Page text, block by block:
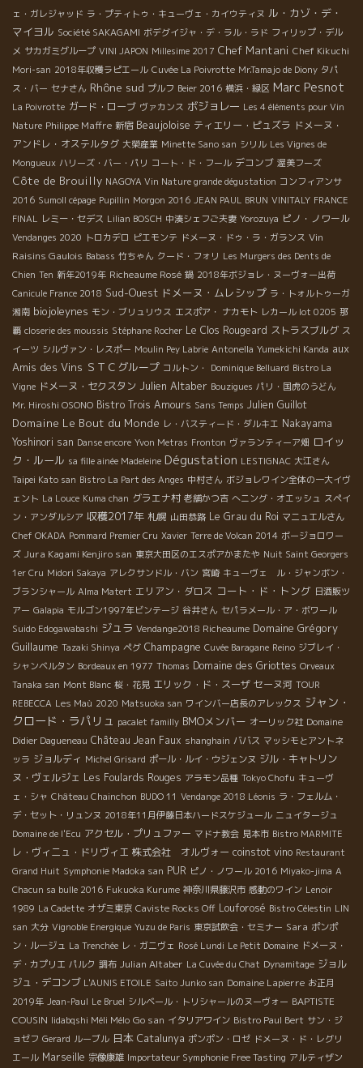
ェ・ガレジャッド ラ・プティトゥ・キューヴェ・カイウティヌ ル・カゾ・デ・
マイヨル Société SAKAGAMI ボデグイジャ・デ・ラル・ラド フィリップ・デル
メ サカガミグループ VINI JAPON Millesime 2017 Chef Mantani Chef Kikuchi
Mori-san 2018年収穫ラピエール Cuvée La Poivrotte Mr.Tamajo de Diony タパ
ス・バー セナさん Rhône sud プルフ Beier 2016 横浜・緑区 Marc Pesnot
La Poivrotte ガード・ローブ ヴァカンス ボジョレー Les 4 éléments pour Vin
Nature Philippe Maffre 新宿 Beaujoloise ティエリー・ピュズラ ドメーヌ・
アンドレ・オステルタグ 大榮産業 Minette Sano san シリル Les Vignes de
Mongueux ハリーズ・バー・パリ コート・ド・フール デコンブ 渥美フーズ
Côte de Brouilly NAGOYA Vin Nature grande dégustation コンフィアンサ
2016 Sumoll cépage Pupillin Morgon 2016 JEAN PAUL BRUN VINITALY FRANCE
FINAL レミー・セデス Lilian BOSCH 中湊シェフご夫妻 Yorozuya ピノ・ノワール
Vendanges 2020 トロカデロ ピエモンテ ドメーヌ・ドゥ・ラ・ガランス Vin
Raisins Gaulois Babass 竹ちゃん クード・フォリ Les Murgers des Dents de
Chien Ten 新年2019年 Richeaume Rosé 鍋 2018年ボジョレ・ヌーヴォー出荷
Canicule France 2018 Sud-Ouest ドメーヌ・ムレシップ ラ・トォルトゥーガ
湘南 biojoleynes モン・ブリュリウス エスポア・ ナカモト レカール lot 0205 那
覇 closerie des moussis Stéphane Rocher Le Clos Rougeard ストラスブルグ ス
イーツ シルヴァン・レスポー Moulin Pey Labrie Antonella Yumekichi Kanda aux
Amis des Vins ＳＴＣグループ コルトン・ Dominique Belluard Bistro La
Vigne ドメーヌ・セクスタン Julien Altaber Bouzigues パリ・国虎のうどん
Mr. Hiroshi OSONO Bistro Trois Amours Sans Temps Julien Guillot
Domaine Le Bout du Monde レ・バスティード・ダルキエ Nakayama
Yoshinori san Danse encore Yvon Metras Fronton ヴァランティーア畑 ロイッ
ク・ルール sa fille ainée Madeleine Dégustation LESTIGNAC 大江さん
Taipei Kato san Bistro La Part des Anges 中村さん ボジョレワイン全体の一大イヴ
ェント La Louce Kuma chan グラエナ村 老舗かつ吉 へニング・オエッシュ スペイ
ン・アンダルシア 収穫2017年 札幌 山田恭路 Le Grau du Roi マニュエルさん
Chef OKADA Pommard Premier Cru Xavier Terre de Volcan 2014 ボージョロワー
ズ Jura Kagami Kenjiro san 東京大田区のエスポアかまたや Nuit Saint Georgers
1er Cru Midori Sakaya アレクサンドル・バン 宮崎 キューヴェ ル・ジャンボン・
ブランシャール Alma Matert エリアン・ダロス コート・ド・トング 日酒販ツ
アー Galapia モルゴン1997年ビンテージ 谷井さん セパラメール・ア・ボワール
Suido Edogawabashi ジュラ Vendange2018 Richeaume Domaine Grégory
Guillaume Tazaki Shinya ペグ Champagne Cuvée Baragane Reino ジブレイ・
シャンベルタン Bordeaux en 1977 Thomas Domaine des Griottes Orveaux
Tanaka san Mont Blanc 桜・花見 エリック・ド・スーザ セーヌ河 TOUR
REBECCA Les Maù 2020 Matsuoka san ワインバー店長のアレックス ジャン・
クロード・ラパリュ pacalet familly BMOメンバー オーリック社 Domaine
Didier Dagueneau Château Jean Faux shanghain ババス マッシモとアントネ
ッラ ジョルディ Michel Grisard ポール・ルイ・ウジェンヌ ジル・キャトリン
ヌ・ヴェルジェ Les Foulards Rouges アラモン品種 Tokyo Chofu キューヴ
ェ・シャ Château Chainchon BUDO 11 Vendange 2018 Léonis ラ・フェルム・
デ・セット・リュンヌ 2018年11月伊藤日本ハードスケジュール ニュイタージュ
Domaine de l'Ecu アクセル・プリュファー マドナ教会 見本市 Bistro MARMITE
レ・ヴィニュ・ドリヴィエ 株式会社 オルヴォー coinstot vino Restaurant
Grand Huit Symphonie Madoka san PUR ピノ・ノワール 2016 Miyako-jima A
Chacun sa bulle 2016 Fukuoka Kurume 神奈川県藤沢市 感動のワイン Lenoir
1989 La Cadette オザミ東京 Caviste Rocks Off Louforosé Bistro Célestin LIN
san 大分 Vignoble Energique Yuzu de Paris 東京試飲会・セミナー Sara ポンポ
ン・ルージュ La Trenchée レ・ガニヴェ Rosé Lundi Le Petit Domaine ドメーヌ・
デ・カプリエ パルク 調布 Julian Altaber La Cuvée du Chat Dynamitage ジョル
ジュ・デコンブ L'AUNIS ETOILE Saito Junko san Domaine Lapierre お正月
2019年 Jean-Paul Le Bruel シルベール・トリシャールのヌーヴォー BAPTISTE
COUSIN Iidabqshi Méli Mélo Go san イタリアワイン Bistro Paul Bert サン・ジ
ョゼフ Gerard ルーブル 日本 Catalunya ポンポン・ロゼ ドメーヌ・ド・レグリ
エール Marseille 宗像康雄 Importateur Symphonie Free Tasting アルティザン